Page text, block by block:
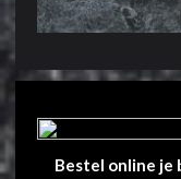
Bestel online je